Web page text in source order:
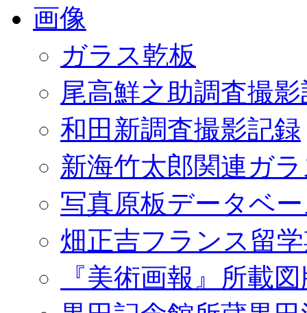
画像
ガラス乾板
尾高鮮之助調査撮
和田新調査撮影記録
新海竹太郎関連ガ
写真原板データベ
畑正吉フランス留
『美術画報』所載